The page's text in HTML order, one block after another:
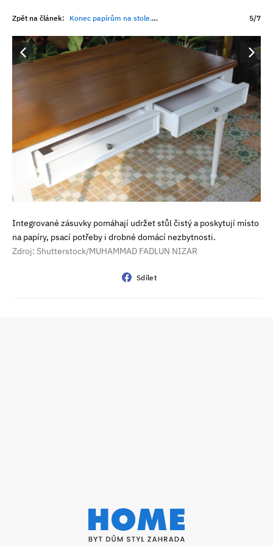
Zpět na článek: Konec papírům na stole. Tyto vychytávky promění jídelnu v příjemné místo k životu 5/7
Integrované zásuvky pomáhají udržet stůl čistý a poskytují místo
na papíry, psací potřeby i drobné domácí nezbytnosti.
Zdroj: Shutterstock/MUHAMMAD FADLUN NIZAR
Sdílet